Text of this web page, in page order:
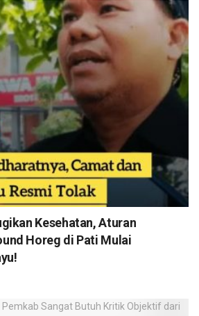
Kesehatan, Aturan
Horeg di Pati Mulai